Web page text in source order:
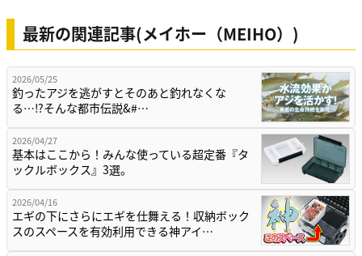
最新の関連記事(メイホー（MEIHO）)
2026/05/25
釣ったアジを逃がすとそのあと釣れなくな
る…⁉そんな都市伝説&#…
2026/04/27
基本はここから！みんな使っている超定番『タ
ックルボックス』3選。
2026/04/16
エギの下にさらにエギを仕舞える！収納ボック
スのスペースを有効利用できる神アイ…